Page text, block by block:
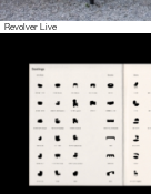
Revolver Live